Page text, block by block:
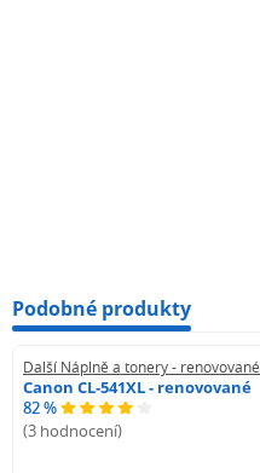
Podobné produkty
Další Náplně a tonery - renovované
Canon CL-541XL - renovované
82 %
(3 hodnocení)